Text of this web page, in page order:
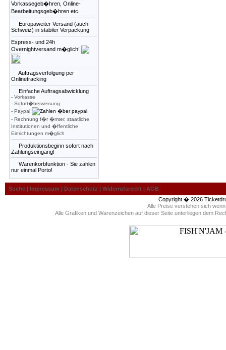
Vorkassegeb�hren, Online-
Bearbeitungsgeb�hren etc.
Europaweiter Versand (auch
Schweiz) in stabiler Verpackung
Express- und 24h
Overnightversand m�glich!
Auftragsverfolgung per
Onlinetracking
Einfache Auftragsabwicklung
- Vorkasse
- Sofort�berweisung
- Paypal
- Rechnung f�r �mter, staatliche
Institutionen und �ffentliche
Einrichtungen m�glich
Produktionsbeginn sofort nach
Zahlungseingang!
Warenkorbfunktion - Sie zahlen
nur einmal Porto!
Suche | Impressum | Datenschutz | Widerrufsrecht | AGB
Copyright � 2026
Alle Preise verstehen sich
Alle Grafiken und Warenzeichen auf dieser Seite unterliegen dem